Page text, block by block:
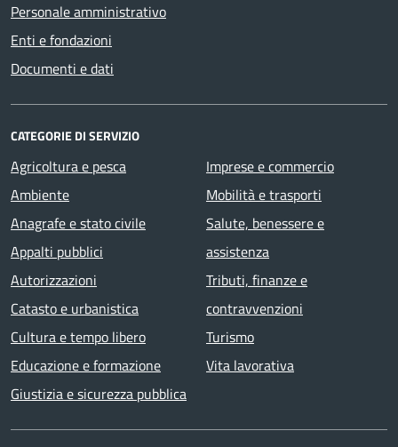
Personale amministrativo
Enti e fondazioni
Documenti e dati
CATEGORIE DI SERVIZIO
Agricoltura e pesca
Ambiente
Anagrafe e stato civile
Appalti pubblici
Autorizzazioni
Catasto e urbanistica
Cultura e tempo libero
Educazione e formazione
Giustizia e sicurezza pubblica
Imprese e commercio
Mobilità e trasporti
Salute, benessere e
assistenza
Tributi, finanze e
contravvenzioni
Turismo
Vita lavorativa